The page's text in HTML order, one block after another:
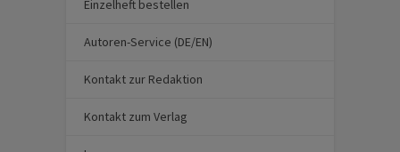
Einzelheft bestellen
Autoren-Service (DE/EN)
Kontakt zur Redaktion
Kontakt zum Verlag